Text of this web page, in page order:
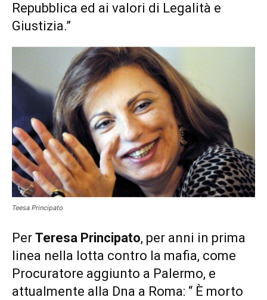
Repubblica ed ai valori di Legalità e
Giustizia.”
Teesa Principato
Per Teresa Principato, per anni in prima
linea nella lotta contro la mafia, come
Procuratore aggiunto a Palermo, e
attualmente alla Dna a Roma: “ È morto